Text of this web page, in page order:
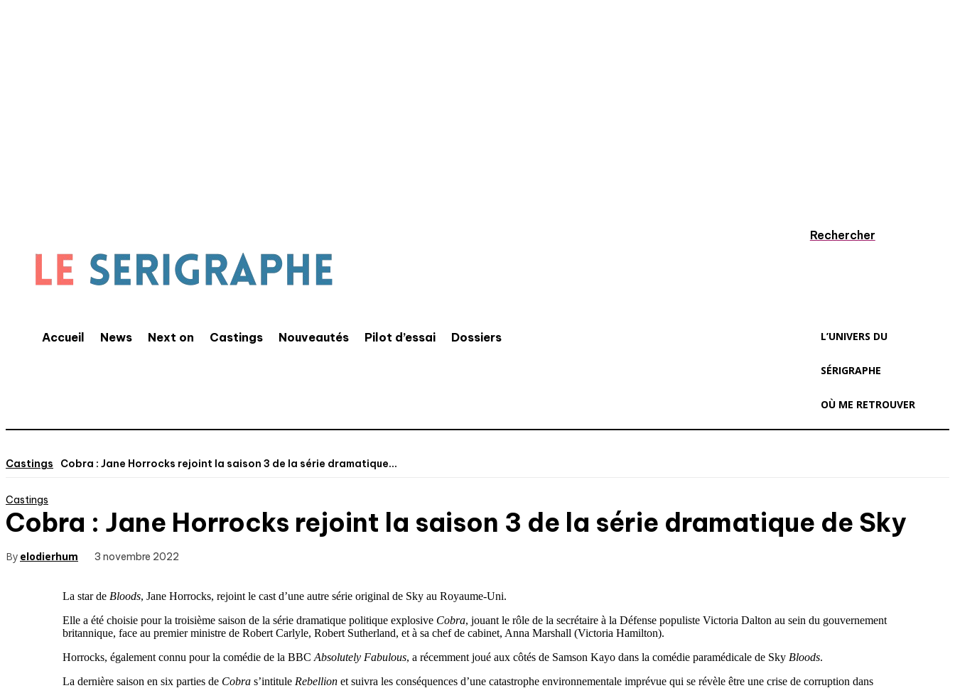
Accueil News Next on Castings Nouveautés Pilot d’essai Dossiers
Rechercher
L’UNIVERS DU
SÉRIGRAPHE
OÙ ME RETROUVER
Castings Cobra : Jane Horrocks rejoint la saison 3 de la série dramatique...
Castings
Cobra : Jane Horrocks rejoint la saison 3 de la série dramatique de Sky
By elodierhum 3 novembre 2022
La star de Bloods, Jane Horrocks, rejoint le cast d’une autre série original de Sky au Royaume-Uni.
Elle a été choisie pour la troisième saison de la série dramatique politique explosive Cobra, jouant le rôle de la secrétaire à la Défense populiste Victoria Dalton au sein du gouvernement
britannique, face au premier ministre de Robert Carlyle, Robert Sutherland, et à sa chef de cabinet, Anna Marshall (Victoria Hamilton).
Horrocks, également connu pour la comédie de la BBC Absolutely Fabulous, a récemment joué aux côtés de Samson Kayo dans la comédie paramédicale de Sky Bloods.
La dernière saison en six parties de Cobra s’intitule Rebellion et suivra les conséquences d’une catastrophe environnementale imprévue qui se révèle être une crise de corruption dans